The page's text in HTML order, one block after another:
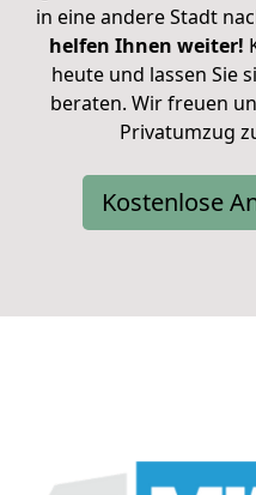
in eine andere Stadt
helfen Ihnen weiter!
heute und lassen Sie
beraten. Wir freuen
Privatumzug
Kostenlose